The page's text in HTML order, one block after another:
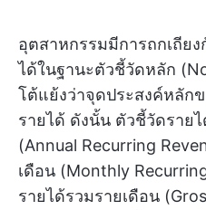
อุตสาหกรรมมีการถกเถีย
ได้ในฐานะตัวชี้วัดหลัก
โต้แย้งว่าจุดประสงค์หลัก
รายได้ ดังนั้น ตัวชี้วัดราย
(Annual Recurring
เดือน (Monthly
รายได้รวมรายเดือน